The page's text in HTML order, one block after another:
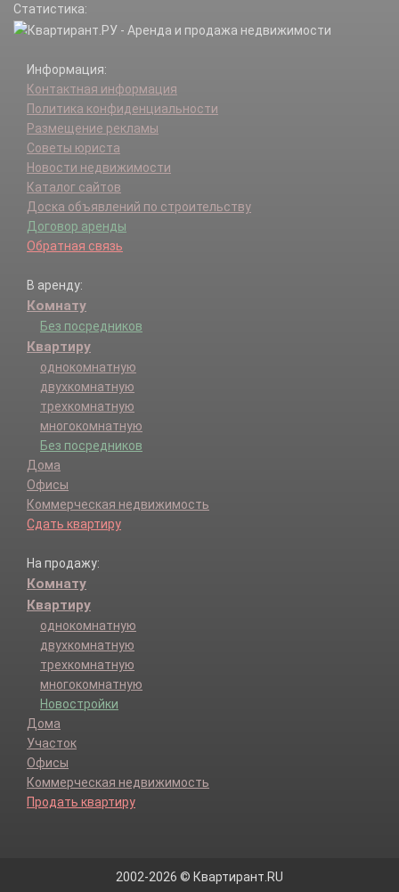
Статистика:
Информация:
Контактная информация
Политика конфиденциальности
Размещение рекламы
Советы юриста
Новости недвижимости
Каталог сайтов
Доска объявлений по строительству
Договор аренды
Обратная связь
В аренду:
Комнату
Без посредников
Квартиру
однокомнатную
двухкомнатную
трехкомнатную
многокомнатную
Без посредников
Дома
Офисы
Коммерческая недвижимость
Сдать квартиру
На продажу:
Комнату
Квартиру
однокомнатную
двухкомнатную
трехкомнатную
многокомнатную
Новостройки
Дома
Участок
Офисы
Коммерческая недвижимость
Продать квартиру
2002-2026 © Квартирант.RU